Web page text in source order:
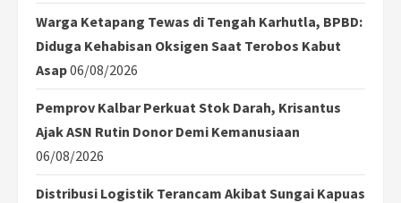
Warga Ketapang Tewas di Tengah Karhutla, BPBD:
Diduga Kehabisan Oksigen Saat Terobos Kabut
Asap06/08/2026
Pemprov Kalbar Perkuat Stok Darah, Krisantus
Ajak ASN Rutin Donor Demi Kemanusiaan
06/08/2026
Distribusi Logistik Terancam Akibat Sungai Kapuas